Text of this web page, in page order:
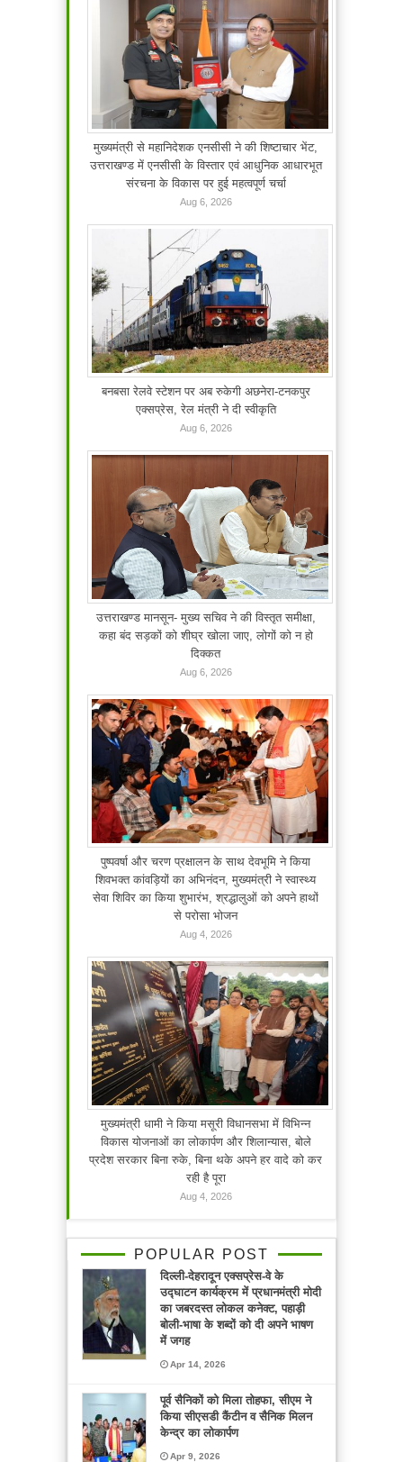
मुख्यमंत्री से महानिदेशक एनसीसी ने की शिष्टाचार भेंट,
उत्तराखण्ड में एनसीसी के विस्तार एवं आधुनिक आधारभूत
संरचना के विकास पर हुई महत्वपूर्ण चर्चा
Aug 6, 2026
बनबसा रेलवे स्टेशन पर अब रुकेगी अछनेरा-टनकपुर
एक्सप्रेस, रेल मंत्री ने दी स्वीकृति
Aug 6, 2026
उत्तराखण्ड मानसून- मुख्य सचिव ने की विस्तृत समीक्षा,
कहा बंद सड़कों को शीघ्र खोला जाए, लोगों को न हो
दिक्कत
Aug 6, 2026
पुष्पवर्षा और चरण प्रक्षालन के साथ देवभूमि ने किया
शिवभक्त कांवड़ियों का अभिनंदन, मुख्यमंत्री ने स्वास्थ्य
सेवा शिविर का किया शुभारंभ, श्रद्धालुओं को अपने हाथों
से परोसा भोजन
Aug 4, 2026
मुख्यमंत्री धामी ने किया मसूरी विधानसभा में विभिन्न
विकास योजनाओं का लोकार्पण और शिलान्यास, बोले
प्रदेश सरकार बिना रुके, बिना थके अपने हर वादे को कर
रही है पूरा
Aug 4, 2026
POPULAR POST
दिल्ली-देहरादून एक्सप्रेस-वे के
उद्घाटन कार्यक्रम में प्रधानमंत्री मोदी
का जबरदस्त लोकल कनेक्ट, पहाड़ी
बोली-भाषा के शब्दों को दी अपने भाषण
में जगह
Apr 14, 2026
पूर्व सैनिकों को मिला तोहफा, सीएम ने
किया सीएसडी कैंटीन व सैनिक मिलन
केन्द्र का लोकार्पण
Apr 9, 2026